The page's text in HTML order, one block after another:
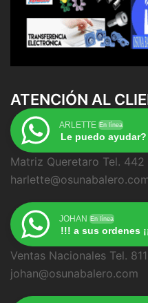
ATENCIÓN AL
ARLETTE En línea
Le puedo ayudar?
Matriz Queretaro
JOHAN En línea
!!! a sus ordenes
Ventas Nacionales
johan@osunabalero.com